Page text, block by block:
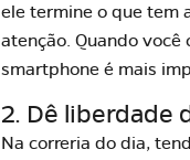
ele termine o que tem
atenção. Quando
smartphone é mais
2. Dê liberdade
Na correria do dia,